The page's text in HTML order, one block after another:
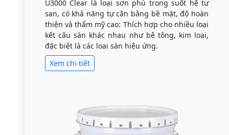
U3000 Clear là loại sơn phủ trong suốt hệ tự
san, có khả năng tự cân bằng bề mặt, độ hoàn
thiện và thẩm mỹ cao: Thích hợp cho nhiều loại
kết cấu sàn khác nhau như bê tông, kim loại,
đặc biệt là các loại sàn hiệu ứng.
Xem chi tiết